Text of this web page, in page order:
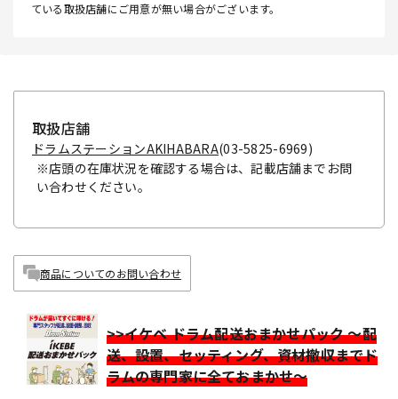
ている取扱店舗にご用意が無い場合がございます。
取扱店舗
ドラムステーションAKIHABARA(03-5825-6969)
※店頭の在庫状況を確認する場合は、記載店舗までお問
い合わせください。
商品についてのお問い合わせ
>>イケベ ドラム配送おまかせパック ～配
送、設置、セッティング、資材撤収までド
ラムの専門家に全ておまかせ～